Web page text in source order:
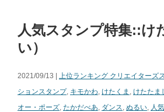
人気スタンプ特集::け
い）
2021/09/13 | 上位ランキング クリエイターズ
ションスタンプ, キモかわ, けたくま , けたたま
オー・ポーズ, たかだべあ, ダンス, ぬるい, 人